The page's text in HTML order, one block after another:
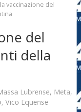
vaccinazione del
del
della
Lubrense, Meta,
, Vico Equense